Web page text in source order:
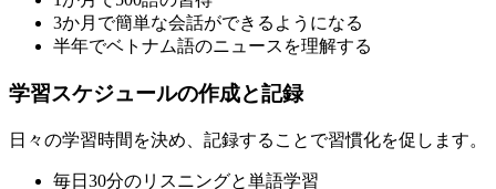
3か月で簡単な会話ができるようになる
半年でベトナム語のニュースを理解する
学習スケジュールの作成と記録
日々の学習時間を決め、記録することで習慣化を促します。
毎日30分のリスニングと単語学習